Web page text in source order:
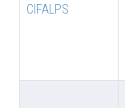
CIFALPS